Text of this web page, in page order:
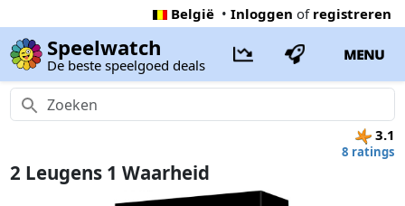
België • Inloggen of registreren
Speelwatch
De beste speelgoed deals
MENU
3.1
8 ratings
2 Leugens 1 Waarheid